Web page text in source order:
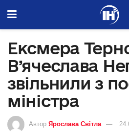
Ексмера
В’ячеслава
звільнили з
міністра
Автор Ярослава Світла